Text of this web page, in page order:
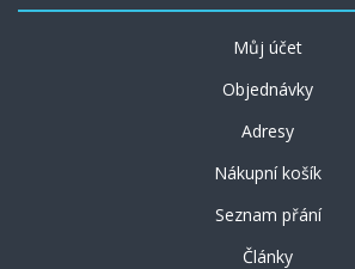
Můj účet
Objednávky
Adresy
Nákupní košík
Seznam přání
Články